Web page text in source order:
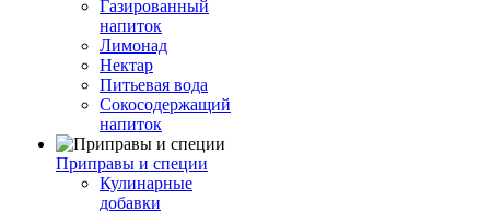
Газированный
напиток
Лимонад
Нектар
Питьевая вода
Сокосодержащий
напиток
Приправы и специи
Кулинарные
добавки